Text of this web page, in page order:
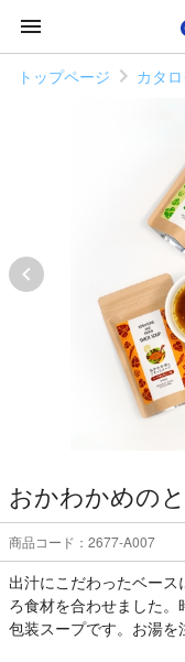
トップページ カタ
おかわかめの
商品コード：2677-A007
出汁にこだわったベー
ろ食材を合わせました
包装スープです。お湯を